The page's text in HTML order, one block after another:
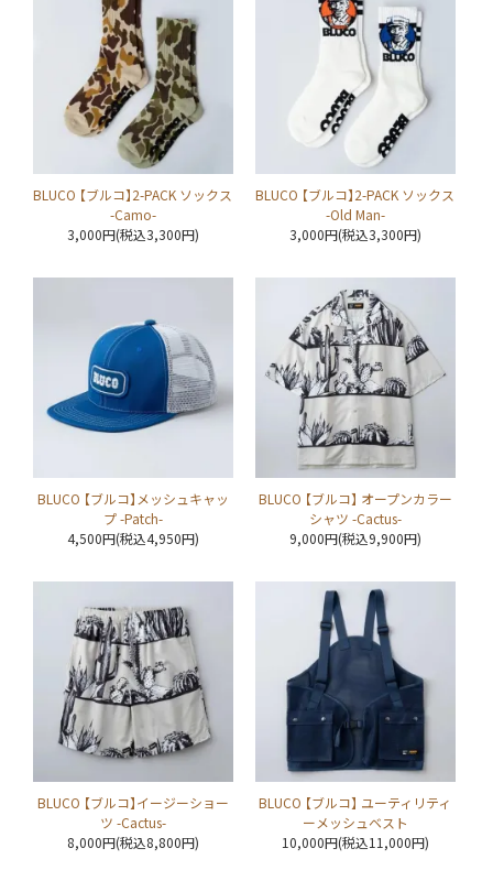
BLUCO 【ブルコ】2-PACK ソックス
-Camo-
3,000円(税込3,300円)
BLUCO 【ブルコ】2-PACK ソックス
-Old Man-
3,000円(税込3,300円)
BLUCO 【ブルコ】メッシュキャッ
プ -Patch-
4,500円(税込4,950円)
BLUCO 【ブルコ】 オープンカラー
シャツ -Cactus-
9,000円(税込9,900円)
BLUCO 【ブルコ】イージーショー
ツ -Cactus-
8,000円(税込8,800円)
BLUCO 【ブルコ】 ユーティリティ
ーメッシュベスト
10,000円(税込11,000円)